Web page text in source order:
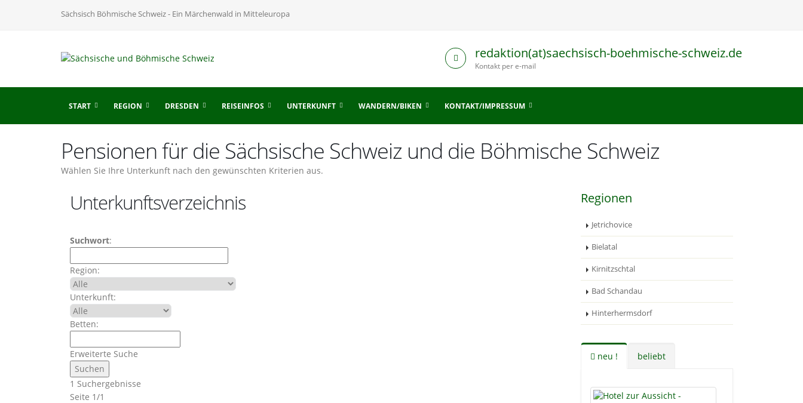
Sächsisch Böhmische Schweiz - Ein Märchenwald in Mitteleuropa
redaktion(at)saechsisch-boehmische-schweiz.de
Kontakt per e-mail
START REGION DRESDEN REISEINFOS UNTERKUNFT WANDERN/BIKEN KONTAKT/IMPRESSUM
Pensionen für die Sächsische Schweiz und die Böhmische Schweiz
Wählen Sie Ihre Unterkunft nach den gewünschten Kriterien aus.
Unterkunftsverzeichnis
Suchwort:
Region:
Unterkunft:
Betten:
Erweiterte Suche
1 Suchergebnisse
Seite 1/1
Regionen
Jetrichovice
Bielatal
Kirnitzschtal
Bad Schandau
Hinterhermsdorf
neu ! beliebt